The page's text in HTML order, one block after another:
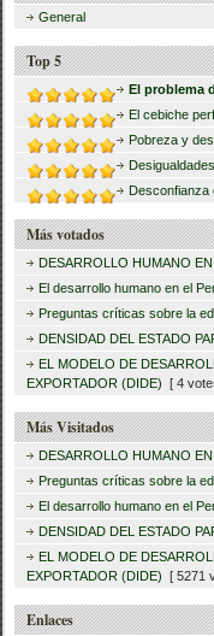
General
Top 5
El problema
El cebiche
Pobreza y
Desconfianza
Más votados
DESARROLLO HUMANO
El desarrollo humano en el
Preguntas críticas sobre la
DENSIDAD DEL ESTADO
EL MODELO DE
EXPORTADOR (DIDE) [ 4
Más Visitados
DESARROLLO HUMANO
Preguntas críticas sobre la
El desarrollo humano en el
DENSIDAD DEL ESTADO
EL MODELO DE
EXPORTADOR (DIDE) [ 5271
Enlaces